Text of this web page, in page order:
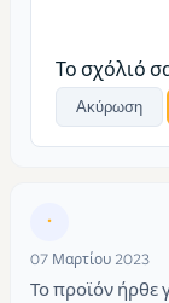
Το σχόλιό
Ακύρωση
•
07 Μαρτίου 2023
Το προϊόν ήρθε